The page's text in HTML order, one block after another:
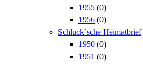
1955 (0)
1956 (0)
Schluck`sche Heimatbrief
1950 (0)
1951 (0)